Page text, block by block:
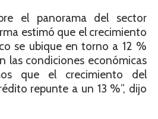
el panorama del sector
estimó que el crecimiento
se ubique en torno a 12 %
las condiciones económicas
que el crecimiento del
repunte a un 13 %”, dijo